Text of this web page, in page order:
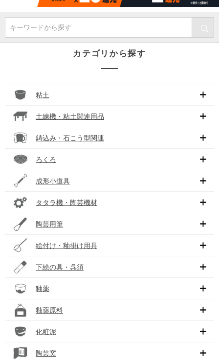
キーワードから探す
カテゴリから探す
粘土
土練機・粘土関連用品
鋳込み・石こう型関連
ろくろ
成形小道具
タタラ機・陶芸機材
陶芸用筆
絵付け・釉掛け用具
下絵の具・呉須
釉薬
釉薬原料
化粧泥
陶芸窯